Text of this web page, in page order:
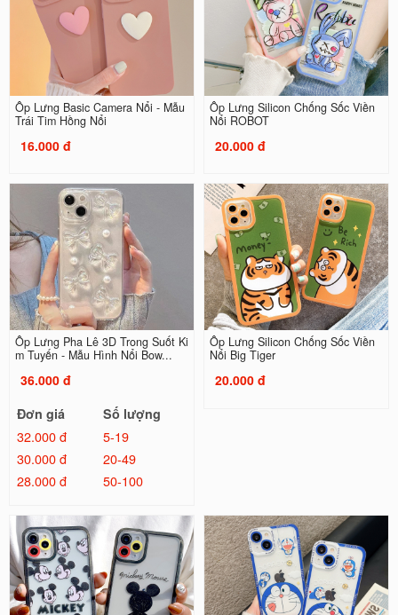
Ốp Lưng Basic Camera Nổi - Mẫu
Trái Tim Hồng Nổi
16.000 đ
Ốp Lưng Silicon Chống Sốc Viền
Nổi ROBOT
20.000 đ
Ốp Lưng Pha Lê 3D Trong Suốt Ki
m Tuyến - Mẫu Hình Nổi Bow...
36.000 đ
Đơn giá
Số lượng
32.000 đ
5-19
30.000 đ
20-49
28.000 đ
50-100
Ốp Lưng Silicon Chống Sốc Viền
Nổi Big Tiger
20.000 đ